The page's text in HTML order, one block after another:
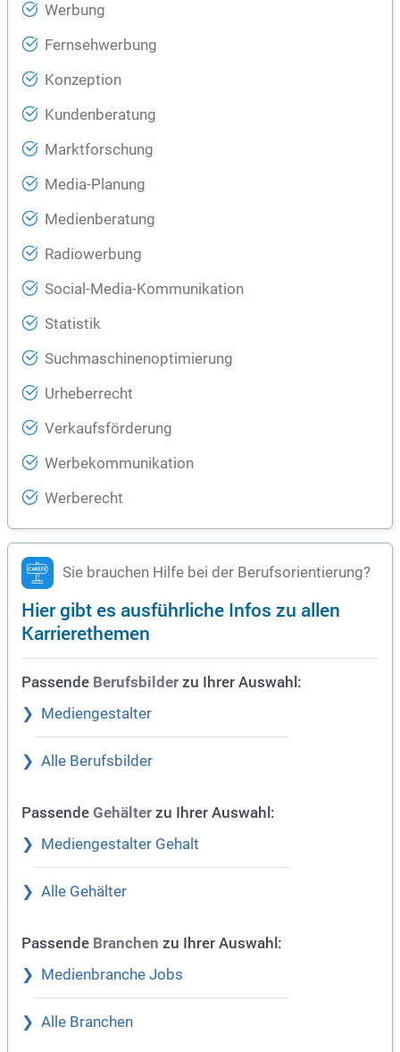
Werbung
Fernsehwerbung
Konzeption
Kundenberatung
Marktforschung
Media-Planung
Medienberatung
Radiowerbung
Social-Media-Kommunikation
Statistik
Suchmaschinenoptimierung
Urheberrecht
Verkaufsförderung
Werbekommunikation
Werberecht
Sie brauchen Hilfe bei der Berufsorientierung?
Hier gibt es ausführliche Infos zu allen
Karrierethemen
Passende Berufsbilder zu Ihrer Auswahl:
Mediengestalter
Alle Berufsbilder
Passende Gehälter zu Ihrer Auswahl:
Mediengestalter Gehalt
Alle Gehälter
Passende Branchen zu Ihrer Auswahl:
Medienbranche Jobs
Alle Branchen